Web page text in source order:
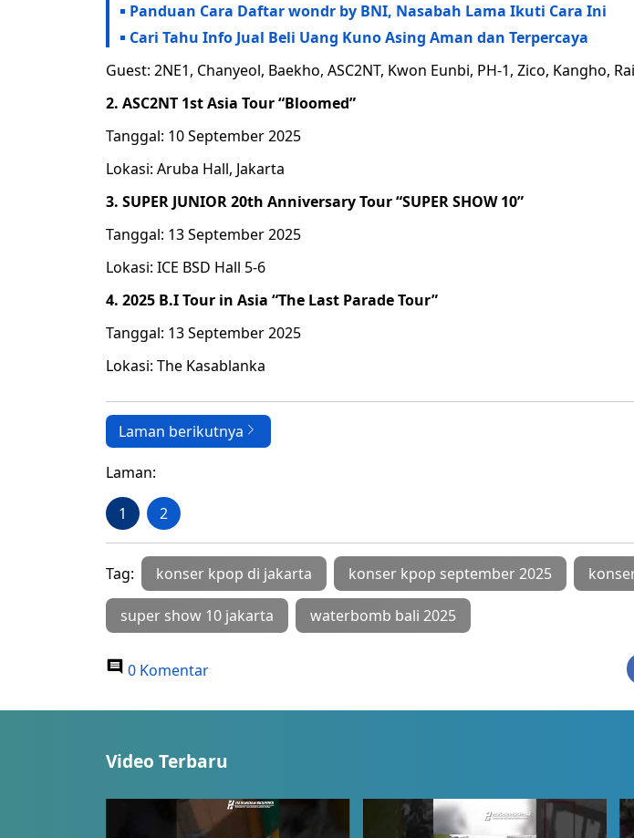
Panduan Cara Daftar wondr by BNI, Nasabah Lama Ikuti Cara Ini
Cari Tahu Info Jual Beli Uang Kuno Asing Aman dan Terpercaya
Guest: 2NE1, Chanyeol, Baekho, ASC2NT, Kwon Eunbi, PH-1, Zico, Kangho,
2. ASC2NT 1st Asia Tour “Bloomed”
Tanggal: 10 September 2025
Lokasi: Aruba Hall, Jakarta
3. SUPER JUNIOR 20th Anniversary Tour “SUPER SHOW 10”
Tanggal: 13 September 2025
Lokasi: ICE BSD Hall 5-6
4. 2025 B.I Tour in Asia “The Last Parade Tour”
Tanggal: 13 September 2025
Lokasi: The Kasablanka
Laman berikutnya
Laman:
1 2
Tag: konser kpop di jakarta konser kpop september 2025
super show 10 jakarta waterbomb bali 2025
0 Komentar
Video Terbaru